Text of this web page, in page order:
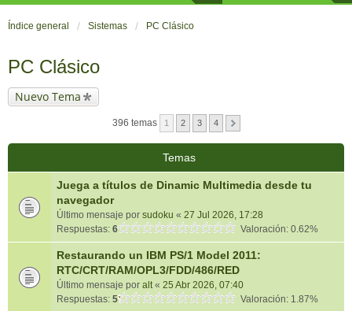
Índice general Sistemas PC Clásico
PC Clásico
Nuevo Tema
396 temas 1 2 3 4
Temas
Juega a títulos de Dinamic Multimedia desde tu
navegador
Último mensaje por sudoku « 27 Jul 2026, 17:28
Respuestas: 6 Valoración: 0.62%
Restaurando un IBM PS/1 Model 2011:
RTC/CRT/RAM/OPL3/FDD/486/RED
Último mensaje por alt« 25 Abr 2026, 07:40
Respuestas: 5 Valoración: 1.87%